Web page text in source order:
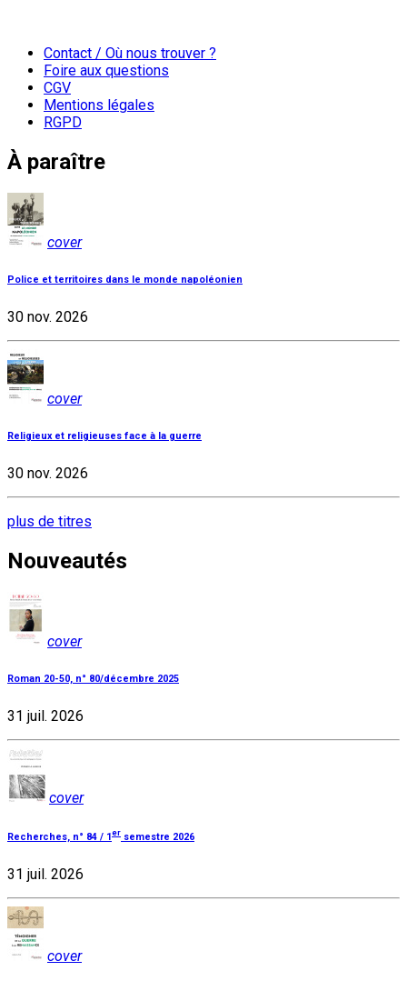
Contact / Où nous trouver ?
Foire aux questions
CGV
Mentions légales
RGPD
À paraître
cover
Police et territoires dans le monde napoléonien
30 nov. 2026
cover
Religieux et religieuses face à la guerre
30 nov. 2026
plus de titres
Nouveautés
cover
Roman 20-50, n° 80/décembre 2025
31 juil. 2026
cover
Recherches, n° 84 / 1 er semestre 2026
31 juil. 2026
cover